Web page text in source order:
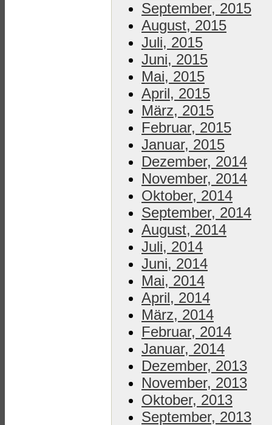
September, 2015
August, 2015
Juli, 2015
Juni, 2015
Mai, 2015
April, 2015
März, 2015
Februar, 2015
Januar, 2015
Dezember, 2014
November, 2014
Oktober, 2014
September, 2014
August, 2014
Juli, 2014
Juni, 2014
Mai, 2014
April, 2014
März, 2014
Februar, 2014
Januar, 2014
Dezember, 2013
November, 2013
Oktober, 2013
September, 2013